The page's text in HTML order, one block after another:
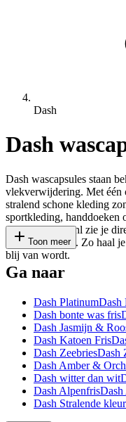
Dash
Dash
Dash wascapsules staan
vlekverwijdering. Met één
stralend schone kleding
sportkleding, handdoeken
werk. Op Deal.nl zie je
goedkoopst zijn. Zo haal
blij van wordt.
Toon meer
Ga naar
Dash PlatinumDash
Dash bonte was fris
Dash Jasmijn &
Dash Katoen Fris
Dash ZeebriesDash
Dash Amber &
Dash witter dan wit
Dash Alpenfris
Dash Stralende